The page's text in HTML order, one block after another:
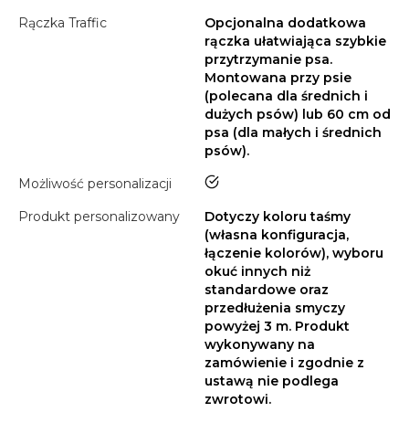
Rączka Traffic
Opcjonalna dodatkowa
rączka ułatwiająca szybkie
przytrzymanie psa.
Montowana przy psie
(polecana dla średnich i
dużych psów) lub 60 cm od
psa (dla małych i średnich
psów).
Możliwość personalizacji
tak
Produkt personalizowany
Dotyczy koloru taśmy
(własna konfiguracja,
łączenie kolorów), wyboru
okuć innych niż
standardowe oraz
przedłużenia smyczy
powyżej 3 m. Produkt
wykonywany na
zamówienie i zgodnie z
ustawą nie podlega
zwrotowi.